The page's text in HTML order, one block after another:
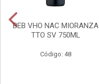
BEB VHO NAC MIORANZA
TTO SV 750ML
Código: 48